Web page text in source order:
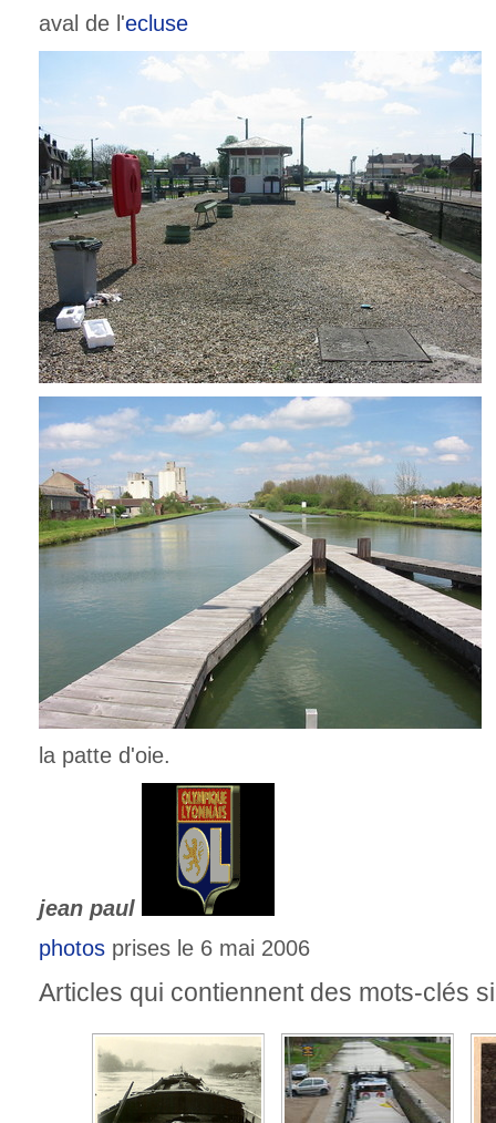
aval de l'ecluse
la patte d'oie.
jean paul
photos prises le 6 mai 2006
Articles qui contiennent des mots-clés